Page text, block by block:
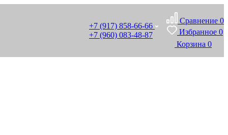
+7 (917) 858-66-66
+7 (960) 083-48-87
Сравнение 0
Избранное 0
Корзина 0